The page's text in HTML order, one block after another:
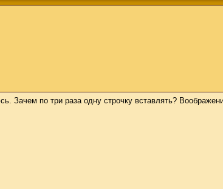
Зачем по три раза одну строчку вставлять?